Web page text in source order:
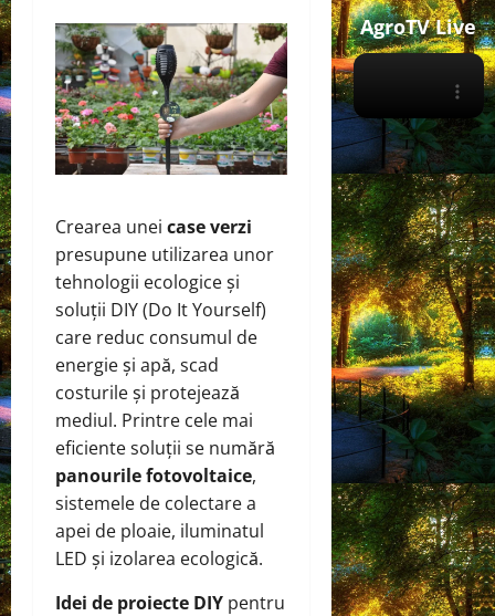
Crearea unei case verzi
presupune utilizarea unor
tehnologii ecologice și
soluții DIY (Do It Yourself)
care reduc consumul de
energie și apă, scad
costurile și protejează
mediul. Printre cele mai
eficiente soluții se numără
panourile fotovoltaice,
sistemele de colectare a
apei de ploaie, iluminatul
LED și izolarea ecologică.
Idei de proiecte DIY pentru
AgroTV Live